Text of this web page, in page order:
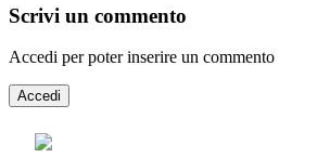
Scrivi un commento
Accedi per poter inserire un commento
Accedi